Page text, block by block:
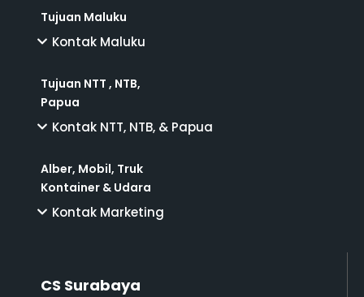
Tujuan Maluku
Kontak Maluku
Tujuan NTT , NTB,
Papua
Kontak NTT, NTB, & Papua
Alber, Mobil, Truk
Kontainer & Udara
Kontak Marketing
CS Surabaya